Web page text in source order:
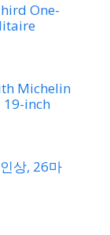
One-
Michelin
19-inch
상, 26마